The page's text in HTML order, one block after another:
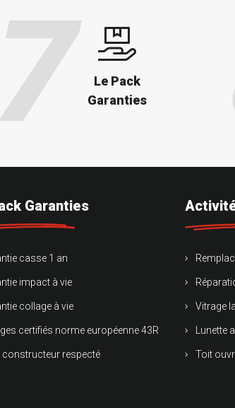
Le Pack
Garanties
Garanties
casse 1 an
impact à vie
collage à vie
certifiés norme européenne 43R
constructeur respecté
Vitrage
Lunette
Toit